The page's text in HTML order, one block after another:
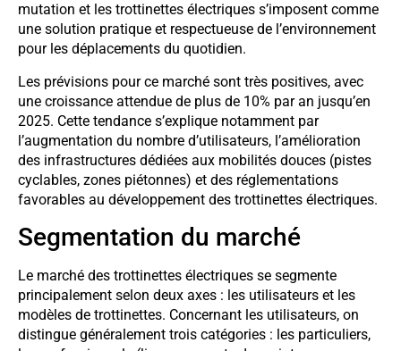
mutation et les trottinettes électriques s’imposent comme
une solution pratique et respectueuse de l’environnement
pour les déplacements du quotidien.
Les prévisions pour ce marché sont très positives, avec
une croissance attendue de plus de 10% par an jusqu’en
2025. Cette tendance s’explique notamment par
l’augmentation du nombre d’utilisateurs, l’amélioration
des infrastructures dédiées aux mobilités douces (pistes
cyclables, zones piétonnes) et des réglementations
favorables au développement des trottinettes électriques.
Segmentation du marché
Le marché des trottinettes électriques se segmente
principalement selon deux axes : les utilisateurs et les
modèles de trottinettes. Concernant les utilisateurs, on
distingue généralement trois catégories : les particuliers,